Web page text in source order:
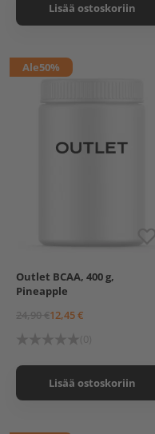
Lisää ostoskoriin
Ale50%
Outlet BCAA, 400 g,
Pineapple
24,90 €12,45 €
Lisää ostoskoriin